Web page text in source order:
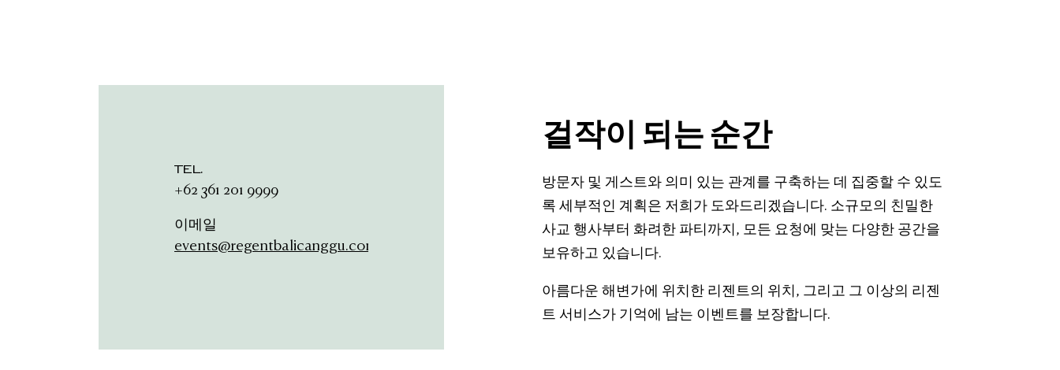
TEL.
+62 361 201 9999
이메일
events@regentbalicanggu.com
걸작이 되는 순간
방문자 및 게스트와 의미 있는 관계를 구축하는 데 집중할 수 있도
록 세부적인 계획은 저희가 도와드리겠습니다. 소규모의 친밀한
사교 행사부터 화려한 파티까지, 모든 요청에 맞는 다양한 공간을
보유하고 있습니다.
아름다운 해변가에 위치한 리젠트의 위치, 그리고 그 이상의 리젠
트 서비스가 기억에 남는 이벤트를 보장합니다.